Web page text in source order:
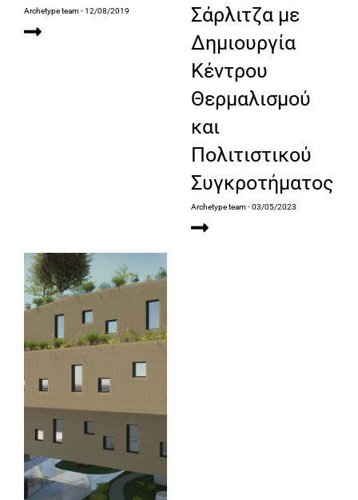
Archetype team- 12/08/2019
Σάρλιτζα με
Δημιουργία
Κέντρου
Θερμαλισμού
και
Πολιτιστικού
Συγκροτήματος
Archetype team- 03/05/2023